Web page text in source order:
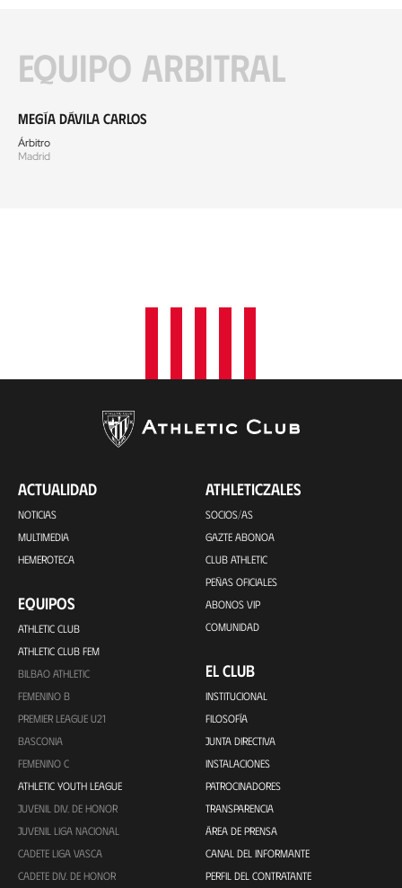
Equipo arbitral
Megía Dávila Carlos
Árbitro
Madrid
ACTUALIDAD
NOTICIAS
MULTIMEDIA
HEMEROTECA
EQUIPOS
ATHLETIC CLUB
ATHLETIC CLUB FEM
BILBAO ATHLETIC
FEMENINO B
PREMIER LEAGUE U21
BASCONIA
FEMENINO C
ATHLETIC YOUTH LEAGUE
JUVENIL DIV. DE HONOR
JUVENIL LIGA NACIONAL
CADETE LIGA VASCA
CADETE DIV. DE HONOR
ATHLETICZALES
SOCIOS/AS
GAZTE ABONOA
CLUB ATHLETIC
PEÑAS OFICIALES
ABONOS VIP
COMUNIDAD
EL CLUB
INSTITUCIONAL
FILOSOFÍA
JUNTA DIRECTIVA
INSTALACIONES
PATROCINADORES
TRANSPARENCIA
ÁREA DE PRENSA
CANAL DEL INFORMANTE
PERFIL DEL CONTRATANTE